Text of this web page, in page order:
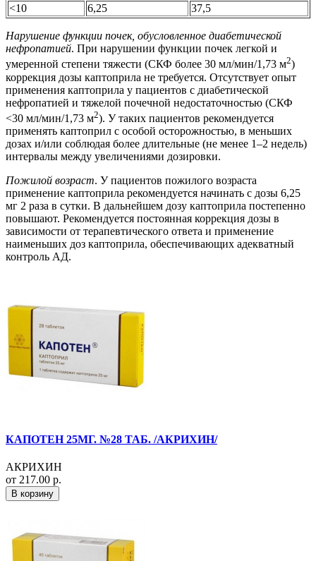
<10
6,25 37,5
Нарушение функции почек, обусловленное диабетической
нефропатией. При нарушении функции почек легкой и
умеренной степени тяжести (СКФ более 30 мл/мин/1,73 м2)
коррекция дозы каптоприла не требуется. Отсутствует опыт
применения каптоприла у пациентов с диабетической
нефропатией и тяжелой почечной недостаточностью (СКФ
<30 мл/мин/1,73 м2). У таких пациентов рекомендуется
применять каптоприл с особой осторожностью, в меньших
дозах и/или соблюдая более длительные (не менее 1–2 недель)
интервалы между увеличениями дозировки.
Пожилой возраст. У пациентов пожилого возраста
применение каптоприла рекомендуется начинать с дозы 6,25
мг 2 раза в сутки. В дальнейшем дозу каптоприла постепенно
повышают. Рекомендуется постоянная коррекция дозы в
зависимости от терапевтического ответа и применение
наименьших доз каптоприла, обеспечивающих адекватный
контроль АД.
КАПОТЕН 25МГ. №28 ТАБ. /АКРИХИН/
АКРИХИН
от 217.00 р.
В корзину